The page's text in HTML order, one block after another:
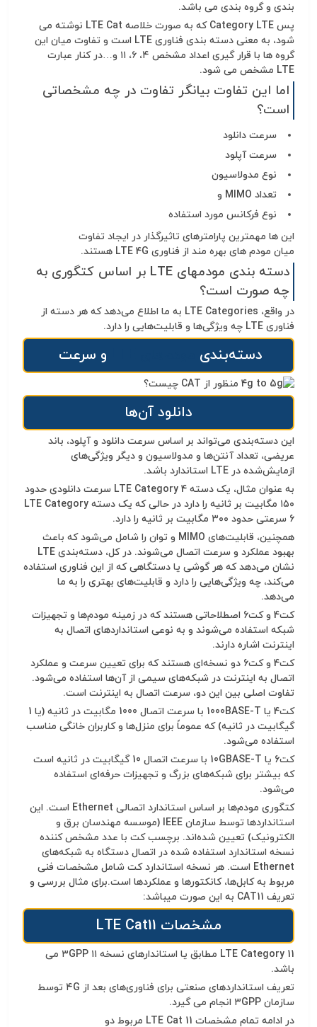
بندی و گروه بندی می باشد.
پس
Category LTE که به صورت خلاصه LTE Cat نوشته می
شود، به معنی دسته بندی فناوری LTE است و تفاوت میان این
گروه ها با قرار گیری اعداد مشخص ۴، ۶، ۱۱ و…در کنار عبارت
LTE مشخص می شود.
اما این تفاوت بیانگر تفاوت در چه مشخصاتی
است؟
سرعت دانلود
سرعت آپلود
نوع مدولاسیون
تعداد
نوع فرکانس مورد استفاده
این ها مهمترین پارامترهای تاثیرگذار در ایجاد تفاوت
میان مودم های بهره مند از فناوری LTE 4G هستند.
دسته بندی مودمهای
LTE بر اساس کتگوری به
چه صورت است؟
در واقع، LTE Categories به ما اطلاع می‌دهد که هر د
سته از
فناوری LTE چه ویژگی‌ها و قابلیت‌هایی را دارد.
دسته‌بندی و سرعت
دانلود آن‌ها
این دسته‌بندی می‌تواند بر اساس سرعت دانلود و آپلود، باند
عریضی، تعداد آنتن‌ها و مدولاسیون و دیگر ویژگی‌های
ازمایش‌شده در
به عنوان مثال، یک دسته
۱۵۰ مگابیت بر ثانیه را دارد در حالی که یک دسته LTE Category
6 سرعتی حدود
۳۰۰ مگابیت بر ثانیه را دارد.
همچنین، قابلیت‌های
MIMO و توان را شامل می‌شود که باعث
بهبود عملکرد و سرعت اتصال می‌شوند. در کل، دسته‌بندی LTE
نشان می‌دهد که هر گوشی یا دستگاهی که از این فناوری استفاده
می‌کند، چه ویژگی‌هایی را دارد و قابلیت‌های بهتری را به ما
می‌دهد.
کت4 و کت6 اصطلاحاتی هستند که در زمینه مودم‌ها و تجهیزات
شبکه استفاده می‌شوند و به نوعی استاندارد‌های اتصال به
اینترنت اشاره دارند.
کت4 و کت6 دو نسخه‌ای هستند که برای تعیین سرعت و عملکرد
اتصال به اینترنت در شبکه‌های سیمی از آن‌ها استفاده می‌شود.
تفاوت اصلی بین این دو، سرعت اتصال به اینترنت است.
کت4 یا 1000
BASE-T با سرعت اتصال 1000 مگابیت در ثانیه (یا 1
گیگابیت در ثانیه) که عموماً برای منزل‌ها و کاربران خانگی مناسب
استفاده می‌شود.
کت6 یا 10
GBASE-T با سرعت اتصال 10 گیگابیت در ثانیه است
که بیشتر برای شبکه‌های بزرگ و تجهیزات حرفه‌ای استفاده
می‌شود.
کتگوری مودم‌ها بر اساس استاندارد اتصالی
Ethernet است. این
استانداردها توسط سازمان IEEE (موسسه مهندسان برق و
الکترونیک) تعیین شده‌اند. برچسب کت با عدد مشخص کننده
نسخه استاندارد استفاده شده در اتصال دستگاه به شبکه‌های
Ethernet است. هر نسخه استاندارد کت شامل مشخصات فنی
مربوط به کابل‌ها، کانکتورها و عملکردها است.برای مثال بررسی و
تعریف CAT11 به این صورت میباشد:
مشخصات
LTE Category 11 مطابق یا استاندارهای نسخه ۱۱ ۳ GPP می
باشد.
تعریف استانداردهای صنعتی برای فناوری‌های بعد از
۴ G توسط
سازمان
۳GPP انجام می گیرد.
در ادامه تمام مشخصات
LTE Cat 11 مربوط دو